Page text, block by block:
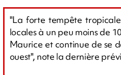
"La forte tempête
locales à un peu moins de
Maurice et continue de se
ouest", note la dernière